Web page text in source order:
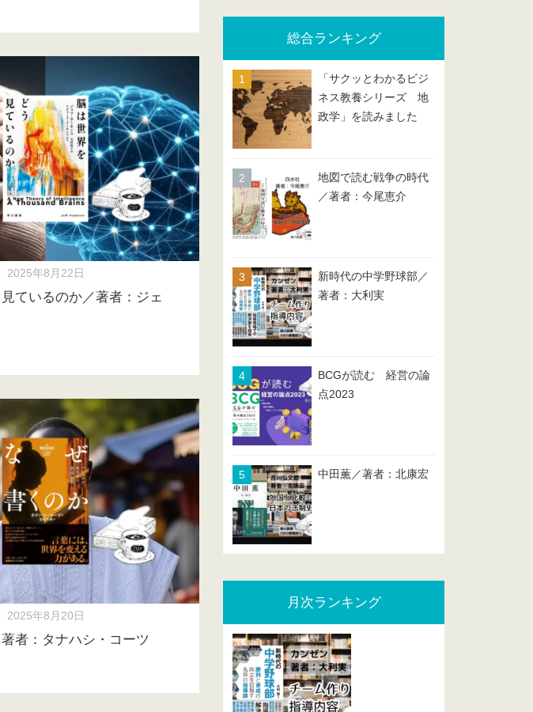
2025年8月22日
ているのか／著者：ジェ
2025年8月20日
者：タナハシ・コーツ
総合ランキング
「サクッとわかるビジ
ネス教養シリーズ 地
政学」を読みました
地図で読む戦争の時代
／著者：今尾恵介
新時代の中学野球部／
著者：大利実
BCGが読む 経営の論
点2023
中田薫／著者：北康宏
月次ランキング